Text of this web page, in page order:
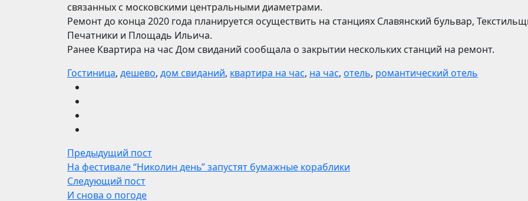
связанных с московскими центральными диаметрами.
Ремонт до конца 2020 года планируется осуществить на станциях Славянский бульвар,
Печатники и Площадь Ильича.
Ранее Квартира на час Дом свиданий сообщала о закрытии нескольких станций на ремонт.
Гостиница, дешево, дом свиданий, квартира на час, на час, отель, романтический отель
Предыдущий пост
На фестивале “Николин день” запустят бумажные кораблики
Следующий пост
И снова о погоде